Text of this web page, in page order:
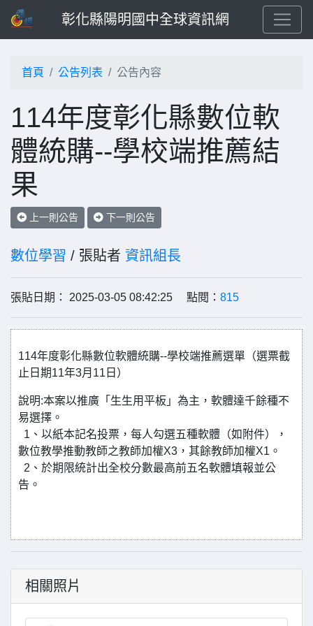
彰化縣陽明國中全球資訊網
首頁 公告列表 公告內容
114年度彰化縣數位軟
體統購--學校端推薦結
果
上一則公告 下一則公告
數位學習 / 張貼者 資訊組長
張貼日期： 2025-03-05 08:42:25 點閱： 815
114年度彰化縣數位軟體統購--學校端推薦選單（選票截
止日期11年3月11日）
說明:本案以推廣「生生用平板」為主，軟體達千餘種不
易選擇。
1、以紙本記名投票，每人勾選五種軟體（如附件），
數位教學推動教師之教師加權X3，其餘教師加權X1。
2、於期限統計出全校分數最高前五名軟體填報並公
告。
相關照片